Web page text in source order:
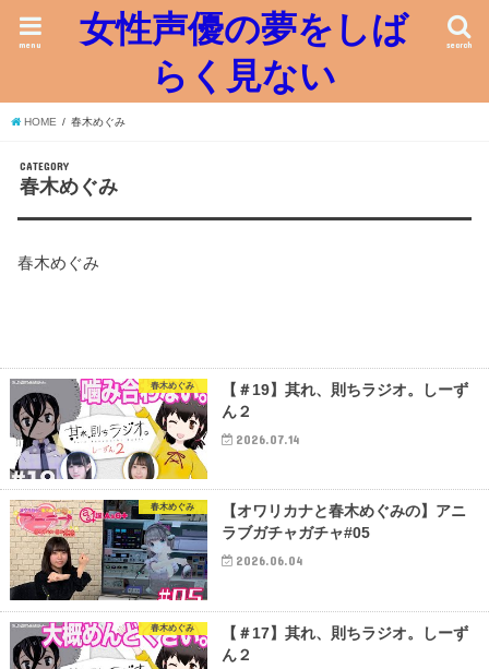
女性声優の夢をしば
らく見ない
search
menu
HOME 春木めぐみ
CATEGORY
春木めぐみ
春木めぐみ
春木めぐみ
【＃19】其れ、則ちラジオ。しーず
ん２
2026.07.14
春木めぐみ
【オワリカナと春木めぐみの】アニ
ラブガチャガチャ#05
2026.06.04
春木めぐみ
【＃17】其れ、則ちラジオ。しーず
ん２